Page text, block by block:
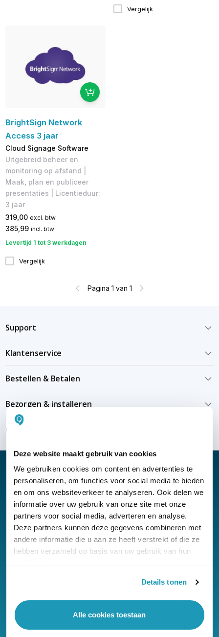
Deze website maakt gebruik van cookies
We gebruiken cookies om content en advertenties te
personaliseren, om functies voor social media te bieden
en om ons websiteverkeer te analyseren. Ook delen we
informatie over uw gebruik van onze site met onze
partners voor social media, adverteren en analyse.
Deze partners kunnen deze gegevens combineren met
andere informatie die u aan ze heeft verstrekt of die ze
hebben verzameld op basis van uw gebruik van hun
Details tonen
Alle cookies toestaan
Vergelijk
BrightSign Network
Access 3 jaar
Cloud Signage Software
Uitgebreid beheer en
monitoring op afstand |
Maak, plan en publiceer
presentaties | Licentieduur:
3 jaar
319,00 excl. btw
385,99 incl. btw
Levertijd 1 tot 3 werkdagen
Vergelijk
Pagina 1 van 1
Support
Klantenservice
Bestellen & Betalen
Bezorgen & installeren
Over KommaGo
Nieuwsbrief
Klantenservice